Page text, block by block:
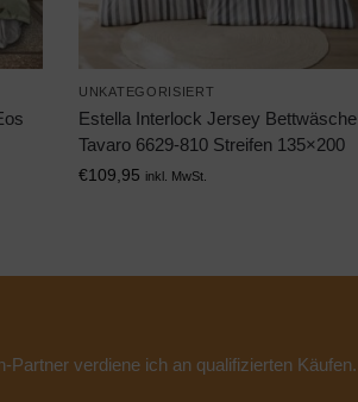
UNKATEGORISIERT
Estella Interlock Jersey Bettwäsche
Tavaro 6629-810 Streifen 135×200
€109,95 inkl. MwSt.
Partner verdiene ich an qualifizierten Käufen.